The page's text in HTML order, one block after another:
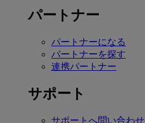
パートナー
パートナーになる
パートナーを探す
連携パートナー
サポート
サポートへ問い合わせ